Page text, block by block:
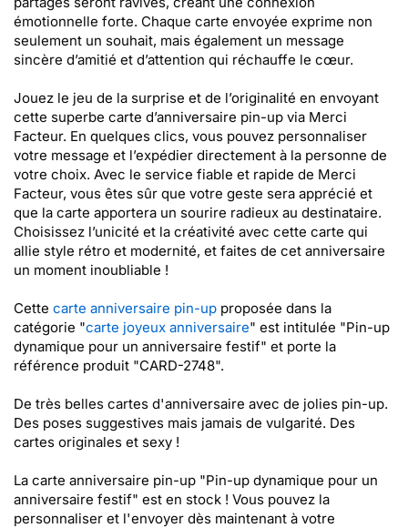
émotionnelle forte. Chaque carte envoyée exprime non
seulement un souhait, mais également un message
sincère d’amitié et d’attention qui réchauffe le cœur.
Jouez le jeu de la surprise et de l’originalité en envoyant
cette superbe carte d’anniversaire pin-up via Merci
Facteur. En quelques clics, vous pouvez personnaliser
votre message et l’expédier directement à la personne de
votre choix. Avec le service fiable et rapide de Merci
Facteur, vous êtes sûr que votre geste sera apprécié et
que la carte apportera un sourire radieux au destinataire.
Choisissez l’unicité et la créativité avec cette carte qui
allie style rétro et modernité, et faites de cet anniversaire
un moment inoubliable !
Cette carte anniversaire pin-up proposée dans la
catégorie "carte joyeux anniversaire" est intitulée "Pin-up
dynamique pour un anniversaire festif" et porte la
référence produit "CARD-2748".
De très belles cartes d'anniversaire avec de jolies pin-up.
Des poses suggestives mais jamais de vulgarité. Des
cartes originales et sexy !
La carte anniversaire pin-up "Pin-up dynamique pour un
anniversaire festif" est en stock ! Vous pouvez la
personnaliser et l'envoyer dès maintenant à votre